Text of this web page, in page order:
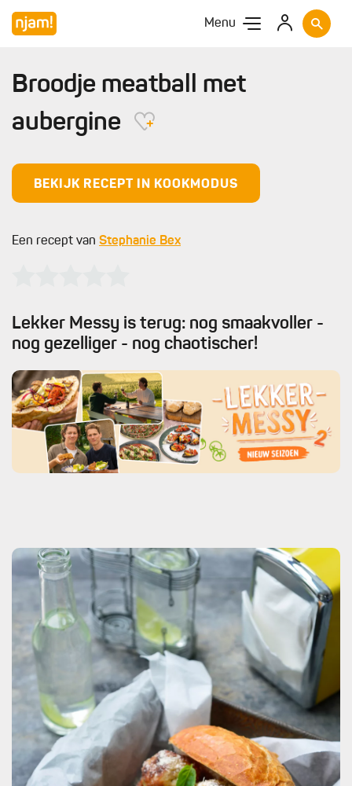
Menu
Broodje meatball met
aubergine
BEKIJK RECEPT IN KOOKMODUS
Een recept van Stephanie Bex
Lekker Messy is terug: nog smaakvoller -
nog gezelliger - nog chaotischer!